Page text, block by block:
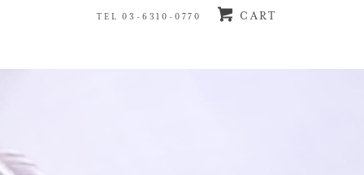
TEL 03-6310-0770 CART